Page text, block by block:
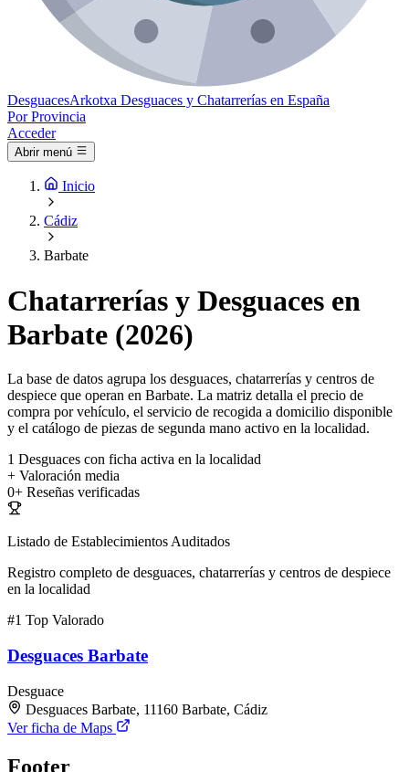
DesguacesArkotxa Desguaces y Chatarrerías en España
Por Provincia
Acceder
Abrir menú
Inicio
Cádiz
Barbate
Chatarrerías y Desguaces en
Barbate (2026)
La base de datos agrupa los desguaces, chatarrerías y centros de
despiece que operan en Barbate. La matriz detalla el precio de
compra por vehículo, el servicio de recogida a domicilio disponible
y el catálogo de piezas de segunda mano activo en la localidad.
1 Desguaces con ficha activa en la localidad
+ Valoración media
0+ Reseñas verificadas
Listado de Establecimientos Auditados
Registro completo de desguaces, chatarrerías y centros de despiece
en la localidad
#1 Top Valorado
Desguaces Barbate
Desguace
Desguaces Barbate, 11160 Barbate, Cádiz
Ver ficha de Maps
Footer